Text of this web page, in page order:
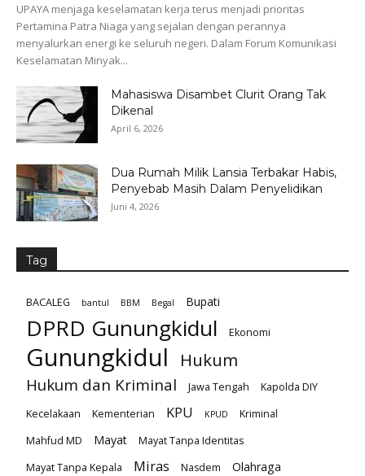
UPAYA menjaga keselamatan kerja terus menjadi prioritas
Pertamina Patra Niaga yang sejalan dengan perannya
menyalurkan energi ke seluruh negeri. Dalam Forum Komunikasi
Keselamatan Minyak...
Mahasiswa Disambet Clurit Orang Tak
Dikenal
April 6, 2026
Dua Rumah Milik Lansia Terbakar Habis,
Penyebab Masih Dalam Penyelidikan
Juni 4, 2026
Tag
BACALEG bantul BBM Begal Bupati
DPRD Gunungkidul Ekonomi
Gunungkidul Hukum
Hukum dan Kriminal Jawa Tengah
Kapolda DIY
Kecelakaan
Kementerian KPU KPUD
Kriminal
Mahfud MD
Mayat
Mayat Tanpa Identitas
Mayat Tanpa Kepala
Miras Nasdem Olahraga